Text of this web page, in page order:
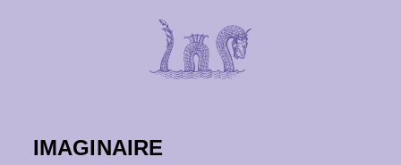
IMAGINAIRE